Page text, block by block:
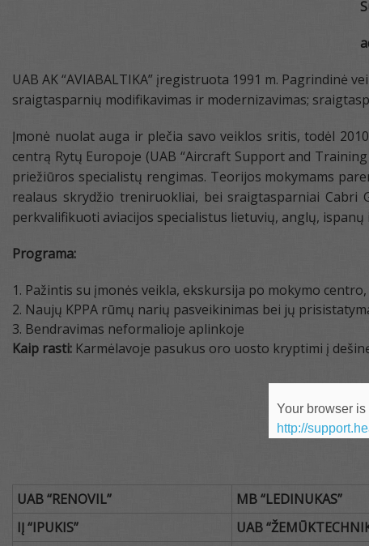
UAB AK “AVIABALTIKA” įregistruota 1991 m.
sraigtasparnių modifikavimas ir modernizavimas;
Įmonė nuolat auga ir plečia savo veiklos sritis, todėl
centrą Rytų Europoje (UAB “Aircraft Support and
priežiūros specialistų rengimas. Teorijos mokymams
realaus skrydžio treniruokliai, bei sraigtasparniai
perkvalifikuoti aviacijos specialistus lietuvių, anglų,
Programa:
Pažintis su įmonės veikla, ekskursija po mokymo
Naujų KPPA rūmų narių pasveikinimas bei jų
Bendravimas neformalioje aplinkoje
Kaip rasti: Karmėlavoje pasukus oro uosto kryptimi į
UAB“RENOVIL” MB“LEDINUKAS”
IĮ“IPUKIS” UAB“
Your browser
http://